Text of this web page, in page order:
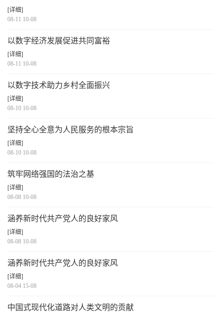
[详细]
08-11 10-08
以数字经济发展促进共同富裕
[详细]
08-11 10-08
以数字技术助力乡村全面振兴
[详细]
08-10 10-08
坚持全心全意为人民服务的根本宗旨
[详细]
08-10 10-08
筑牢网络强国的法治之基
[详细]
08-08 10-08
涵养新时代共产党人的良好家风
[详细]
08-08 10-08
涵养新时代共产党人的良好家风
[详细]
08-04 15-08
中国式现代化道路对人类文明的贡献